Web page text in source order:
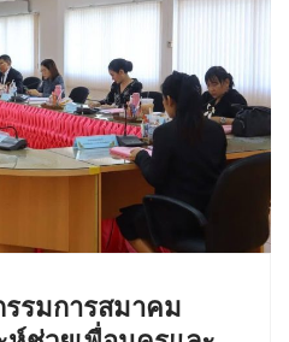
รมการสมาคม